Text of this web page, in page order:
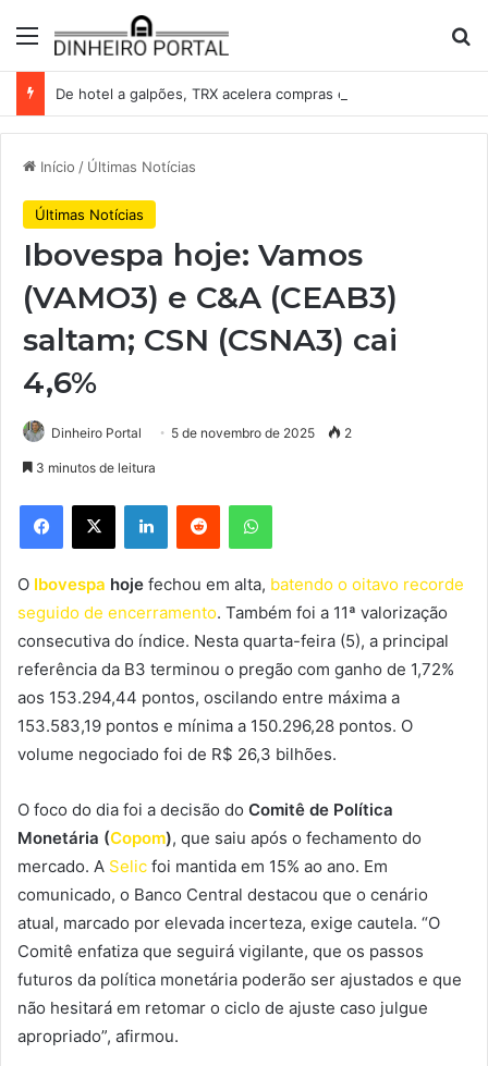
Menu
Início / Últimas Notícias
Últimas Notícias
Ibovespa hoje: Vamos
(VAMO3) e C&A (CEAB3)
saltam; CSN (CSNA3) cai
4,6%
Dinheiro Portal 5 de novembro de 2025 2
3 minutos de leitura
Facebook
X LinkedinReddit WhatsApp
O Ibovespa hoje fechou em alta, batendo o oitavo recorde
seguido de encerramento. Também foi a 11ª valorização
consecutiva do índice. Nesta quarta-feira (5), a principal
referência da B3 terminou o pregão com ganho de 1,72%
aos 153.294,44 pontos, oscilando entre máxima a
153.583,19 pontos e mínima a 150.296,28 pontos. O
volume negociado foi de R$ 26,3 bilhões.
O foco do dia foi a decisão do Comitê de Política
Monetária (Copom), que saiu após o fechamento do
mercado. A Selic foi mantida em 15% ao ano. Em
comunicado, o Banco Central destacou que o cenário
atual, marcado por elevada incerteza, exige cautela. “O
Comitê enfatiza que seguirá vigilante, que os passos
futuros da política monetária poderão ser ajustados e que
não hesitará em retomar o ciclo de ajuste caso julgue
apropriado”, afirmou.